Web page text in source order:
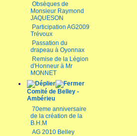
Obsèques de
Monsieur Raymond
JAQUESON
Participation AG2009
Trévoux
Passation du
drapeau à Oyonnax
Remise de la Légion
d'Honneur à Mr
MONNET
Comité de Belley -
Ambérieu
70eme anniversaire
de la création de la
B.H.M
AG 2010 Belley